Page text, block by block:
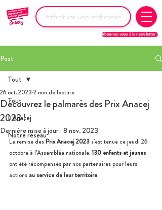
Abonnez-vous à la newsletter !
Post
Tout
L'Anacej
Notre réseau
Tout
Découvrez le palmarès des Prix Anacej
2023 !
26 oct. 2023 2 min de lecture
Dernière mise à jour : 8 nov. 2023
La remise des Prix Anacej 2023 s’est tenue ce jeudi 26
octobre à l’Assemblée nationale. 130 enfants et jeunes
ont été récompensés par nos partenaires pour leurs
actions au service de leur territoire.